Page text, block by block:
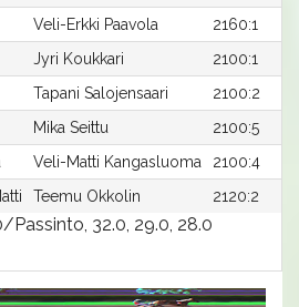
Veli-Erkki Paavola
2160:1
Jyri Koukkari
2100:1
Tapani Salojensaari
2100:2
Mika Seittu
2100:5
Veli-Matti Kangasluoma
2100:4
Teemu Okkolin 2120:2
Passinto, 32.0, 29.0, 28.0